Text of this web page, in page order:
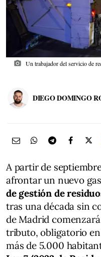
photo_camera Un trabajador del servicio de
DIEGO DOMINGO
A partir de
afrontar un nuevo
de gestión de
tras una década sin
de Madrid
tributo, obligatorio
más de 5.000